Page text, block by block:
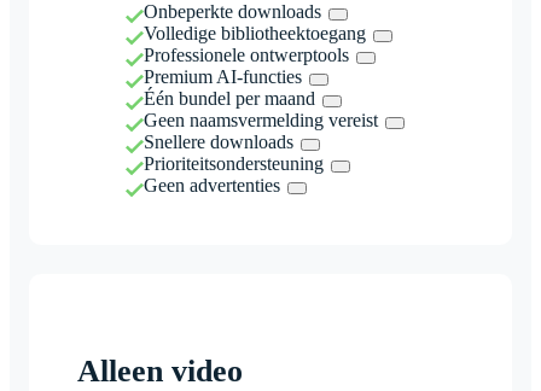
Onbeperkte downloads
Volledige bibliotheektoegang
Professionele ontwerptools
Premium AI-functies
Één bundel per maand
Geen naamsvermelding vereist
Snellere downloads
Prioriteitsondersteuning
Geen advertenties
Alleen video